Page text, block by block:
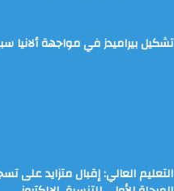
تشكيل بيراميدز في مواجهة ألانيا
التعليم العالي: إقبال متزايد على